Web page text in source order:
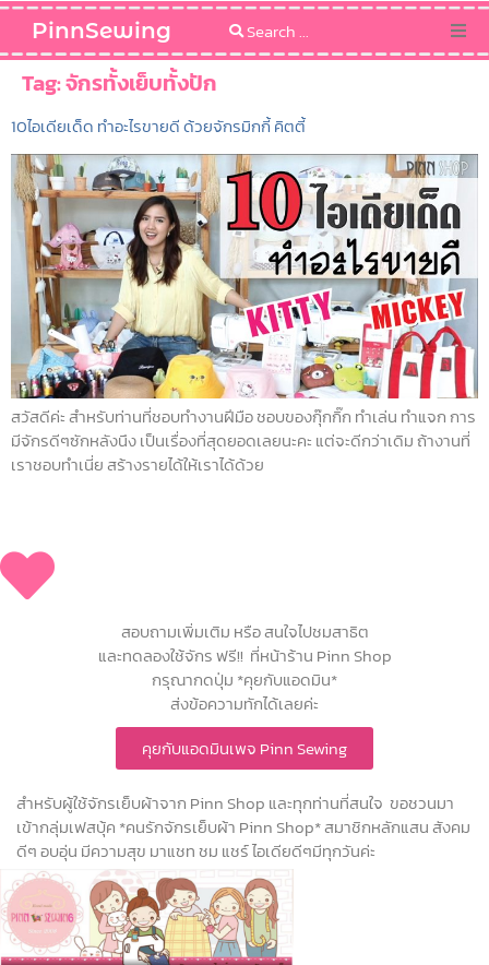
PinnSewing
Blog
Sewing Pattern
Tag:จักรทั้งเย็บทั้งปัก
10ไอเดียเด็ด ทำอะไรขายดี ด้วยจักรมิกกี้ คิตตี้
สวัสดีค่ะ สำหรับท่านที่ชอบทำงานฝีมือ ชอบของกุ๊กกิ๊ก ทำเล่น ทำแจก การ
มีจักรดีๆซักหลังนึง เป็นเรื่องที่สุดยอดเลยนะคะ แต่จะดีกว่าเดิม ถ้างานที่
เราชอบทำเนี่ย สร้างรายได้ให้เราได้ด้วย
สอบถามเพิ่มเติม หรือ สนใจไปชมสาธิต
และทดลองใช้จักร ฟรี!! ที่หน้าร้าน Pinn Shop
กรุณากดปุ่ม *คุยกับแอดมิน*
ส่งข้อความทักได้เลยค่ะ
คุยกับแอดมินเพจ Pinn Sewing
สำหรับผู้ใช้จักรเย็บผ้าจาก Pinn Shop และทุกท่านที่สนใจ ขอชวนมา
เข้ากลุ่มเฟสบุ้ค *คนรักจักรเย็บผ้า Pinn Shop* สมาชิกหลักแสน สังคม
ดีๆ อบอุ่น มีความสุข มาแชท ชม แชร์ ไอเดียดีๆมีทุกวันค่ะ